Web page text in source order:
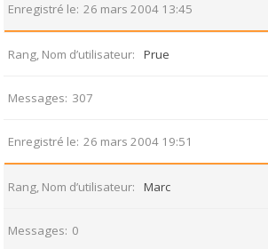
Enregistré le 26 mars 2004 13:45
Rang, Nom d’utilisateur Prue
Messages 307
Enregistré le 26 mars 2004 19:51
Rang, Nom d’utilisateur Marc
Messages 0